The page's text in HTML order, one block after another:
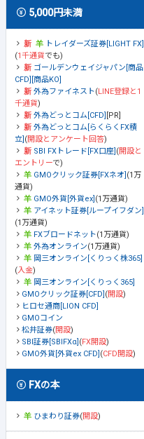
5,000円未満
トレイダーズ証券[LIGHT FX]
(1千通貨でも)
ゴールデンウェイジャパン[商品
CFD][商品KO]
外為ファイネスト(LINE登録と1
千通貨)
外為どっとコム[CFD] [PR]
外為どっとコム[らくらくFX積
立] (開設とアンケート回答)
SBI FXトレード[FX口座] (開設と
エントリーで)
GMOクリック証券[FXネオ] (1万
通貨)
GMO外貨[外貨ex] (1万通貨)
アイネット証券[ループイフダン]
(1万通貨)
FXブロードネット(1万通貨)
外為オンライン(1万通貨)
岡三オンライン[くりっく株365]
(入金)
岡三オンライン[くりっく365]
GMOクリック証券[CFD] (開設)
ヒロセ通商[LION CFD]
GMOコイン
松井証券(開設)
SBI証券[SBIFXα] (FX開設)
GMO外貨[外貨ex CFD] (CFD開設)
FXの本
ひまわり証券(開設)